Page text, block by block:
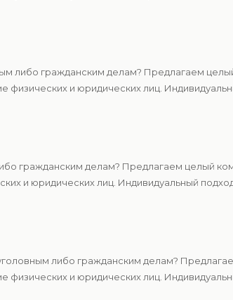
либо гражданским делам? Предлагаем
и юридических лиц.
гражданским делам? Предлагаем целый
и юридических лиц. Индивидуальный
либо гражданским делам?
и юридических лиц.